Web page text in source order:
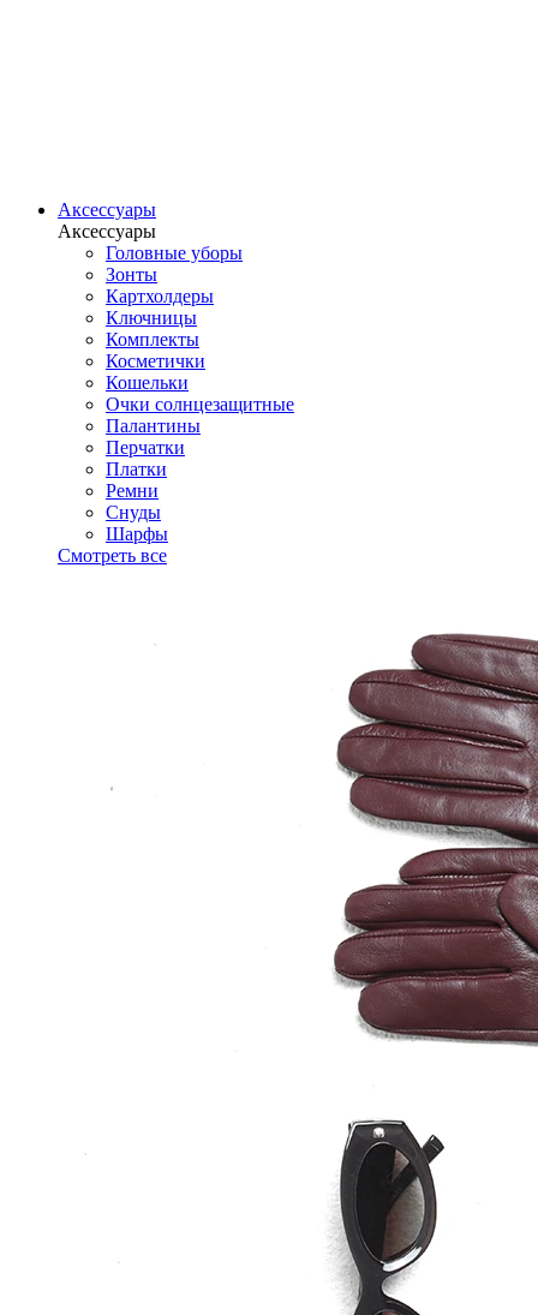
Аксессуары
Аксессуары
Головные уборы
Зонты
Картхолдеры
Ключницы
Комплекты
Косметички
Кошельки
Очки солнцезащитные
Палантины
Перчатки
Платки
Ремни
Снуды
Шарфы
Смотреть все